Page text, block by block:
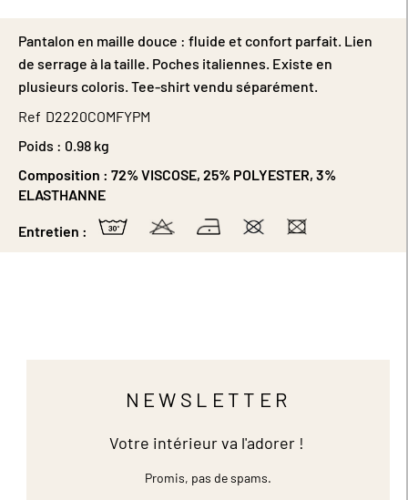
Pantalon en maille douce : fluide et confort parfait. Lien
de serrage à la taille. Poches italiennes. Existe en
plusieurs coloris. Tee-shirt vendu séparément.
Ref D2220COMFYPM
Poids : 0.98 kg
Composition : 72% VISCOSE, 25% POLYESTER, 3%
ELASTHANNE
Entretien :
NEWSLETTER
Votre intérieur va l'adorer !
Promis, pas de spams.